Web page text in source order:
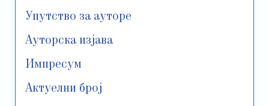
Упутство за ауторе
Ауторска изјава
Импресум
Актуелни број